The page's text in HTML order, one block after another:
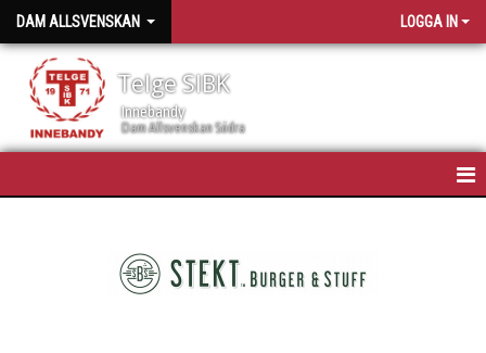
DAM ALLSVENSKAN LOGGA IN
Telge SIBK
Innebandy
Dam Allsvenskan Södra